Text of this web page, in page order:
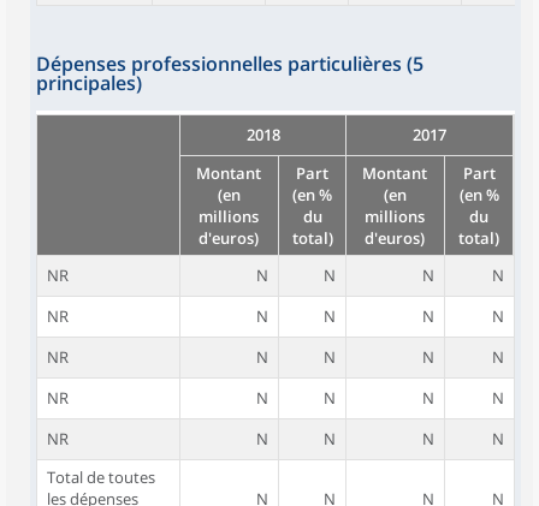
Dépenses professionnelles particulières (5
principales)
2018
2017
Montant
(en
millions
d'euros)
Part
(en %
du
total)
Montant
(en
millions
d'euros)
Part
(en %
du
total)
NR
N N N
N
NR
N N N
N
NR
N N N
N
NR
N N N
N
NR
N N N
N
Total de toutes
les dépenses
N N N N